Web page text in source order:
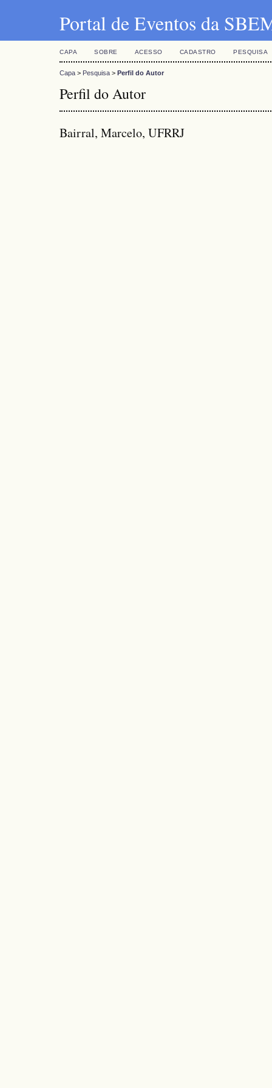
Portal de Eventos da
CAPA SOBRE ACESSO CADASTRO PESQUISA
Capa > Pesquisa > Perfil do Autor
Perfil do Autor
Bairral, Marcelo, UFRRJ